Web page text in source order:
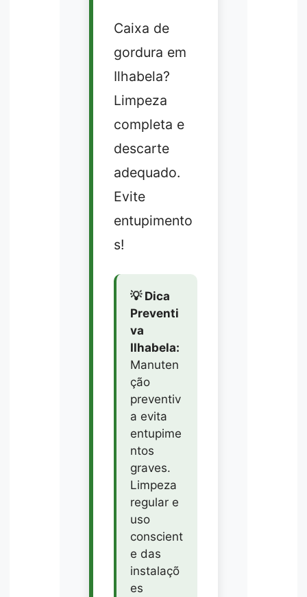
Caixa de
gordura em
Ilhabela?
Limpeza
completa e
descarte
adequado.
Evite
entupimento
s!
💡 Dica
Preventi
va
Ilhabela:
Manuten
ção
preventiv
a evita
entupime
ntos
graves.
Limpeza
regular e
uso
conscient
e das
instalaçõ
es